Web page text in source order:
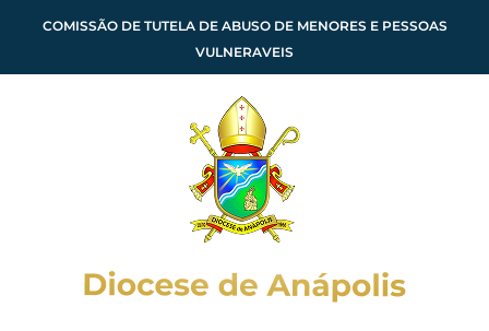
COMISSÃO DE TUTELA DE ABUSO DE MENORES E PESSOAS
VULNERAVEIS